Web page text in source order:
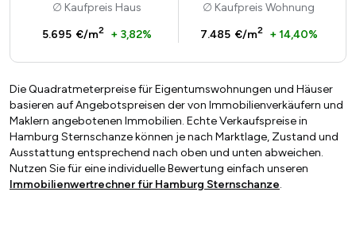
Kaufpreis Haus
5.695 €/m2 + 3,82%
Kaufpreis Wohnung
7.485 €/m2 + 14,40%
Die Quadratmeterpreise für Eigentumswohnungen und Häuser
basieren auf Angebotspreisen der von Immobilienverkäufern und
Maklern angebotenen Immobilien. Echte Verkaufspreise in
Hamburg Sternschanze können je nach Marktlage, Zustand und
Ausstattung entsprechend nach oben und unten abweichen.
Nutzen Sie für eine individuelle Bewertung einfach unseren
Immobilienwertrechner für Hamburg Sternschanze.